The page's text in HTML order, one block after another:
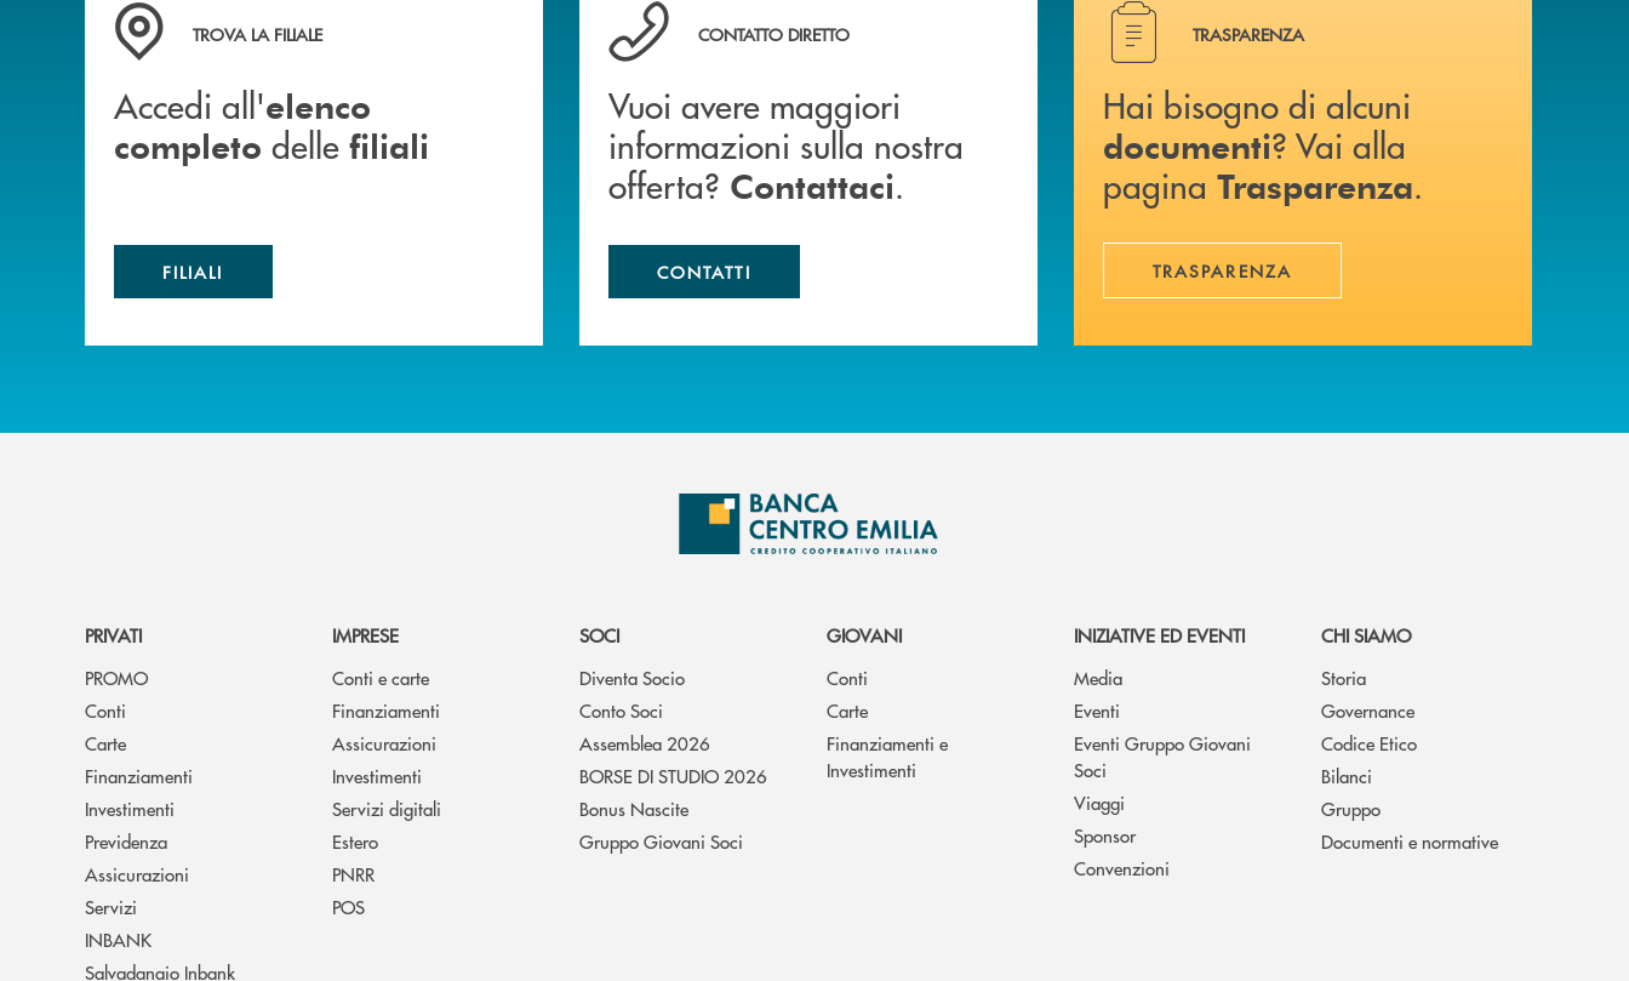
Accedi all' elenco completo delle filiali
TROVA LA FILIALE
Accedi all'elenco
completo delle filiali
FILIALI
Vuoi avere maggiori informazioni sulla nostra offerta? Contattaci .
CONTATTO DIRETTO
Vuoi avere maggiori
informazioni sulla nostra
offerta? Contattaci.
CONTATTI
Hai bisogno di alcuni documenti ? Vai alla pagina
TRASPARENZA
Hai bisogno di alcuni
documenti? Vai alla
pagina Trasparenza.
TRASPARENZA
PRIVATI
PROMO
Conti
Carte
Finanziamenti
Investimenti
Previdenza
Assicurazioni
Servizi
INBANK
Salvadanaio Inbank
IMPRESE
Conti e carte
Finanziamenti
Assicurazioni
Investimenti
Servizi digitali
Estero
PNRR
POS
SOCI
Diventa Socio
Conto Soci
Assemblea 2026
BORSE DI STUDIO 2026
Bonus Nascite
Gruppo Giovani Soci
GIOVANI
Conti
Carte
Finanziamenti e
Investimenti
INIZIATIVE ED EVENTI
Media
Eventi
Eventi Gruppo Giovani
Soci
Viaggi
Sponsor
Convenzioni
CHI SIAMO
Storia
Governance
Codice Etico
Bilanci
Gruppo
Documenti e normative